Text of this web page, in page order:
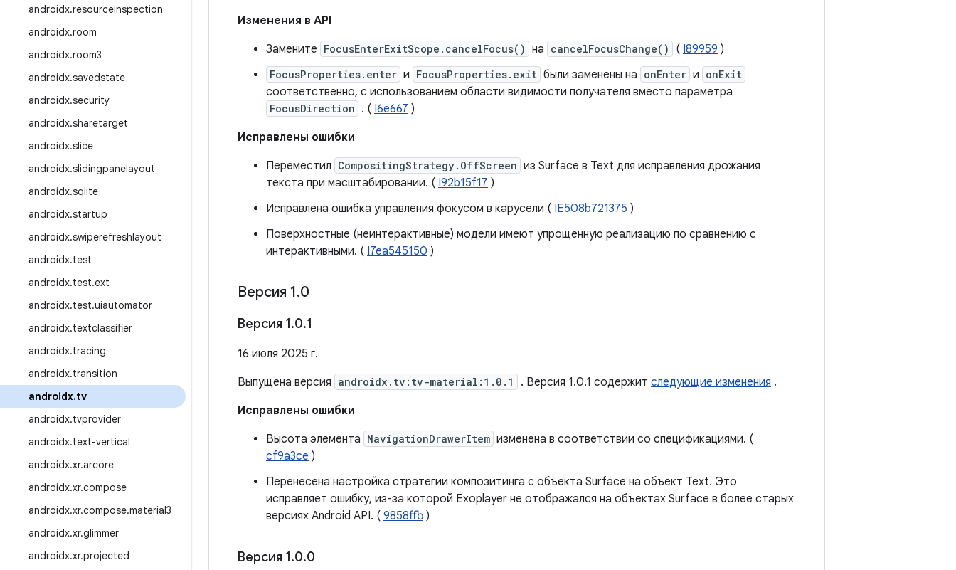
androidx.resourceinspection
androidx.room
androidx.room3
androidx.savedstate
androidx.security
androidx.sharetarget
androidx.slice
androidx.slidingpanelayout
androidx.sqlite
androidx.startup
androidx.swiperefreshlayout
androidx.test
androidx.test.ext
androidx.test.uiautomator
androidx.textclassifier
androidx.tracing
androidx.transition
androidx.tv
androidx.tvprovider
androidx.text-vertical
androidx.xr.arcore
androidx.xr.compose
androidx.xr.compose.material3
androidx.xr.glimmer
androidx.xr.projected
Изменения в API
Замените FocusEnterExitScope.cancelFocus() на cancelFocusChange() ( I89959 )
FocusProperties.enter и FocusProperties.exit были заменены на onEnter и onExit
соответственно, с использованием области видимости получателя вместо параметра
FocusDirection . ( I6e667 )
Исправлены ошибки
Переместил CompositingStrategy.OffScreen из Surface в Text для исправления дрожания
текста при масштабировании. ( I92b15f17 )
Исправлена ​​ошибка управления фокусом в карусели ( IE508b721375 )
Поверхностные (неинтерактивные) модели имеют упрощенную реализацию по сравнению с
интерактивными. ( I7ea545150 )
Версия 1.0
Версия 1.0.1
16 июля 2025 г.
Выпущена версия androidx.tv:tv-material:1.0.1 . Версия 1.0.1 содержит следующие изменения .
Исправлены ошибки
Высота элемента NavigationDrawerItem изменена в соответствии со спецификациями. (
cf9a3ce )
Перенесена настройка стратегии композитинга с объекта Surface на объект Text. Это
исправляет ошибку, из-за которой Exoplayer не отображался на объектах Surface в более старых
версиях Android API. ( 9858ffb )
Версия 1.0.0